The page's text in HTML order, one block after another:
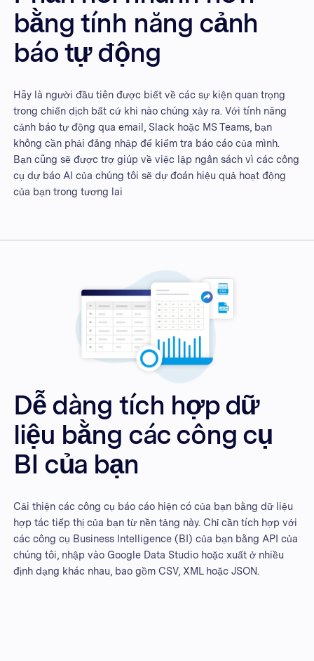
bằng tính năng cảnh
báo tự động
Hãy là người đầu tiên được biết về các sự kiện quan trọng
trong chiến dịch bất cứ khi nào chúng xảy ra. Với tính năng
cảnh báo tự động qua email, Slack hoặc MS Teams, bạn
không cần phải đăng nhập để kiểm tra báo cáo của mình.
Bạn cũng sẽ được trợ giúp về việc lập ngân sách vì các công
cụ dự báo AI của chúng tôi sẽ dự đoán hiệu quả hoạt động
của bạn trong tương lai
Dễ dàng tích hợp dữ
liệu bằng các công cụ
BI của bạn
Cải thiện các công cụ báo cáo hiện có của bạn bằng dữ liệu
hợp tác tiếp thị của bạn từ nền tảng này. Chỉ cần tích hợp với
các công cụ Business Intelligence (BI) của bạn bằng API của
chúng tôi, nhập vào Google Data Studio hoặc xuất ở nhiều
định dạng khác nhau, bao gồm CSV, XML hoặc JSON.